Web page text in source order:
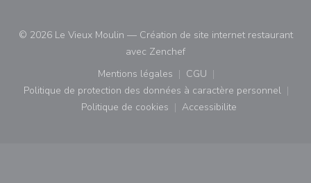
© 2026 Le Vieux Moulin — Création de site internet restaurant
avec Zenchef((ouvre une nouvelle
Mentions légales
((ouvre une nouvelle fenêtre))
CGU
((ouvre une nouvelle
Politique de protection des données à caractère personnel
((ouvre une nouvelle fenêtre))
Politique de cookies
((ouvre une nouvelle fenêtre))
Accessibilite
((ouvre une nouvelle